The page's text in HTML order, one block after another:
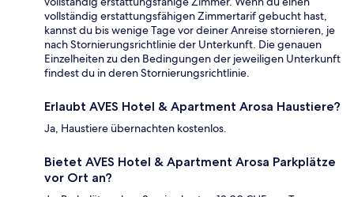
vollständig erstattungsfähigen Zimmertarif gebucht hast,
kannst du bis wenige Tage vor deiner Anreise stornieren, je
nach Stornierungsrichtlinie der Unterkunft. Die genauen
Einzelheiten zu den Bedingungen der jeweiligen Unterkunft
findest du in deren Stornierungsrichtlinie.
Erlaubt AVES Hotel & Apartment Arosa Haustiere?
Ja, Haustiere übernachten kostenlos.
Bietet AVES Hotel & Apartment Arosa Parkplätze
vor Ort an?